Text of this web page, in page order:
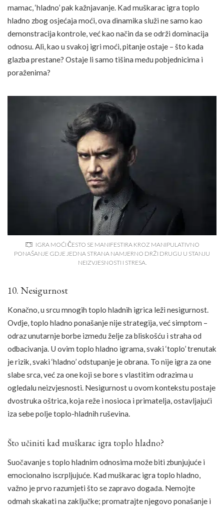
mamac, ‘hladno’ pak kažnjavanje. Kad muškarac igra toplo
hladno zbog osjećaja moći, ova dinamika služi ne samo kao
demonstracija kontrole, već kao način da se održi dominacija
odnosu. Ali, kao u svakoj igri moći, pitanje ostaje – što kada
glazba prestane? Ostaje li samo tišina među pobjednicima i
poraženima?
IGRA MOĆI ČESTO SE MANIFESTIRA KROZ MANIPULATIVNO
PONAŠANJE GDJE JEDNA STRANA NAMJERNO DRŽI DRUGU U STANJU
NEIZVJESNOSTI I STRESA.
10. Nesigurnost
Konačno, u srcu mnogih toplo hladnih igrica leži nesigurnost.
Ovdje, toplo hladno ponašanje nije strategija, već simptom –
odraz unutarnje borbe između želje za bliskošću i straha od
odbacivanja. U ovim toplo hladno igrama, svaki ‘toplo’ trenutak
je rizik, svaki ‘hladno’ odstupanje je obrana. To nije igra za one
slabe srca, već za one koji se bore s vlastitim odrazima u
ogledalu neizvjesnosti. Nesigurnost u ovom kontekstu postaje
dvostruka oštrica, koja reže i nosioca i primatelja, ostavljajući
iza sebe polje toplo-hladnih ruševina.
Što učiniti kad muškarac igra toplo hladno?
Suočavanje s toplo hladnim odnosima može biti zbunjujuće i
emocionalno iscrpljujuće. Kad muškarac igra toplo hladno,
važno je prvo razumjeti što se zapravo događa. Nemojte
odmah skakati na zaključke; promatrajte njegovo ponašanje i